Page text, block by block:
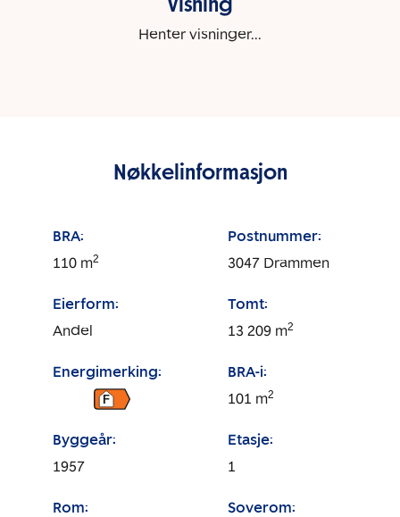
Henter visninger...
Nøkkelinformasjon
BRA:
110 m2
Postnummer:
3047 Drammen
Eierform:
Andel
Tomt:
13 209 m2
Energimerking:
F
BRA-i:
101 m2
Byggeår:
1957
Etasje:
1
Rom:
Soverom: